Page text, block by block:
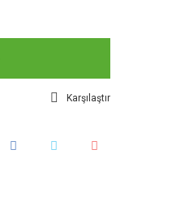
Karşılaştır